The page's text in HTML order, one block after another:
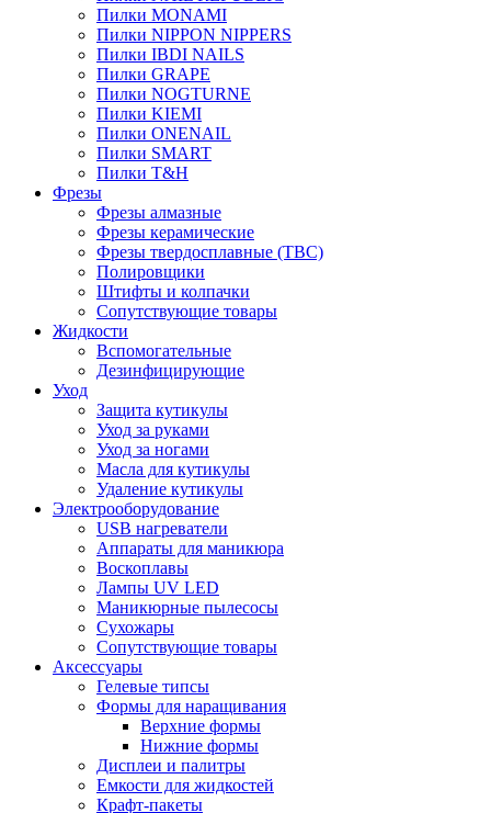
Пилки MONAMI
Пилки NIPPON NIPPERS
Пилки IBDI NAILS
Пилки GRAPE
Пилки NOGTURNE
Пилки KIEMI
Пилки ONENAIL
Пилки SMART
Пилки T&H
Фрезы
Фрезы алмазные
Фрезы керамические
Фрезы твердосплавные (ТВС)
Полировщики
Штифты и колпачки
Сопутствующие товары
Жидкости
Вспомогательные
Дезинфицирующие
Уход
Защита кутикулы
Уход за руками
Уход за ногами
Масла для кутикулы
Удаление кутикулы
Электрооборудование
USB нагреватели
Аппараты для маникюра
Воскоплавы
Лампы UV LED
Маникюрные пылесосы
Сухожары
Сопутствующие товары
Аксессуары
Гелевые типсы
Формы для наращивания
Верхние формы
Нижние формы
Дисплеи и палитры
Емкости для жидкостей
Крафт-пакеты